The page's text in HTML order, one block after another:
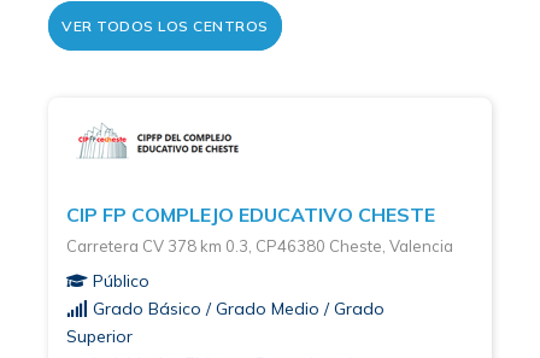
VER TODOS LOS CENTROS
CIP FP COMPLEJO EDUCATIVO CHESTE
Carretera CV 378 km 0.3, CP46380 Cheste, Valencia
Público
Grado Básico / Grado Medio / Grado
Superior